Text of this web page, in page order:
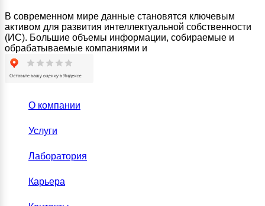
В современном мире данные становятся ключевым
активом для развития интеллектуальной собственности
(ИС). Большие объемы информации, собираемые и
обрабатываемые компаниями и
О компании
Услуги
Лаборатория
Карьера